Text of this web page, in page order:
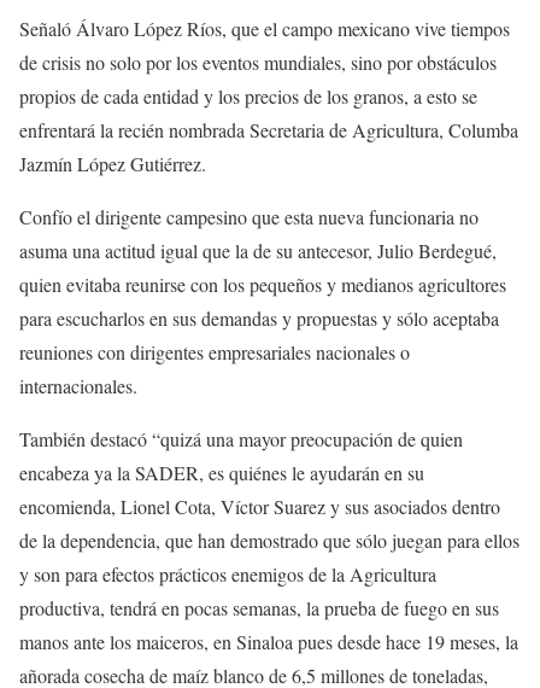
Señaló Álvaro López Ríos, que el campo mexicano vive tiempos
de crisis no solo por los eventos mundiales, sino por obstáculos
propios de cada entidad y los precios de los granos, a esto se
enfrentará la recién nombrada Secretaria de Agricultura, Columba
Jazmín López Gutiérrez.
Confío el dirigente campesino que esta nueva funcionaria no
asuma una actitud igual que la de su antecesor, Julio Berdegué,
quien evitaba reunirse con los pequeños y medianos agricultores
para escucharlos en sus demandas y propuestas y sólo aceptaba
reuniones con dirigentes empresariales nacionales o
internacionales.
También destacó “quizá una mayor preocupación de quien
encabeza ya la SADER, es quiénes le ayudarán en su
encomienda, Lionel Cota, Víctor Suarez y sus asociados dentro
de la dependencia, que han demostrado que sólo juegan para ellos
y son para efectos prácticos enemigos de la Agricultura
productiva, tendrá en pocas semanas, la prueba de fuego en sus
manos ante los maiceros, en Sinaloa pues desde hace 19 meses, la
añorada cosecha de maíz blanco de 6,5 millones de toneladas,